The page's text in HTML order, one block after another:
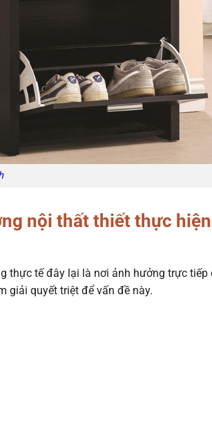
nội thất thiết thực hiện
thực tế đây lại là nơi ảnh hưởng trực tiếp
giải quyết triệt để vấn đề này.